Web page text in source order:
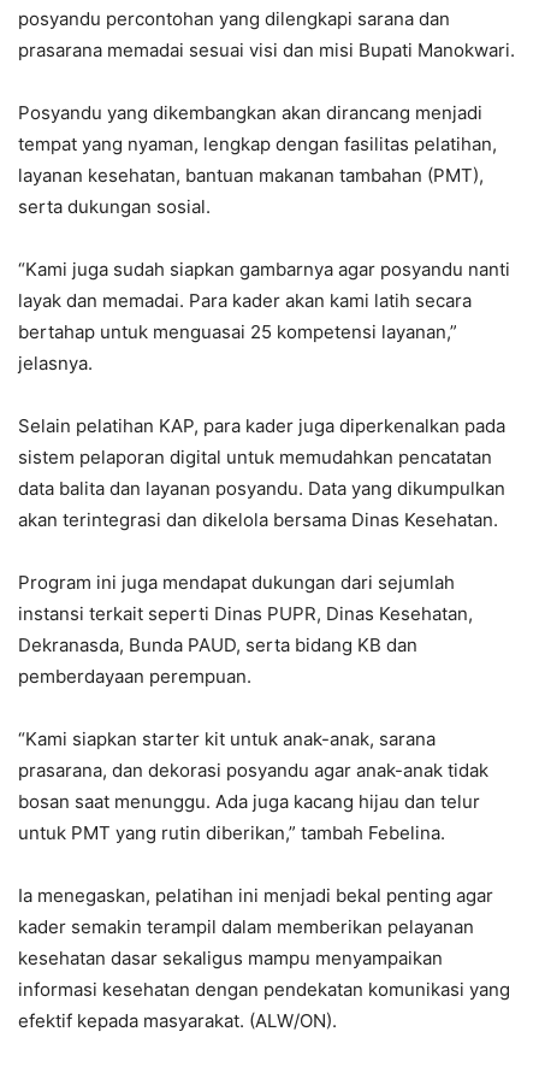
posyandu percontohan yang dilengkapi sarana dan
prasarana memadai sesuai visi dan misi Bupati Manokwari.
Posyandu yang dikembangkan akan dirancang menjadi
tempat yang nyaman, lengkap dengan fasilitas pelatihan,
layanan kesehatan, bantuan makanan tambahan (PMT),
serta dukungan sosial.
“Kami juga sudah siapkan gambarnya agar posyandu nanti
layak dan memadai. Para kader akan kami latih secara
bertahap untuk menguasai 25 kompetensi layanan,”
jelasnya.
Selain pelatihan KAP, para kader juga diperkenalkan pada
sistem pelaporan digital untuk memudahkan pencatatan
data balita dan layanan posyandu. Data yang dikumpulkan
akan terintegrasi dan dikelola bersama Dinas Kesehatan.
Program ini juga mendapat dukungan dari sejumlah
instansi terkait seperti Dinas PUPR, Dinas Kesehatan,
Dekranasda, Bunda PAUD, serta bidang KB dan
pemberdayaan perempuan.
“Kami siapkan starter kit untuk anak-anak, sarana
prasarana, dan dekorasi posyandu agar anak-anak tidak
bosan saat menunggu. Ada juga kacang hijau dan telur
untuk PMT yang rutin diberikan,” tambah Febelina.
Ia menegaskan, pelatihan ini menjadi bekal penting agar
kader semakin terampil dalam memberikan pelayanan
kesehatan dasar sekaligus mampu menyampaikan
informasi kesehatan dengan pendekatan komunikasi yang
efektif kepada masyarakat. (ALW/ON).